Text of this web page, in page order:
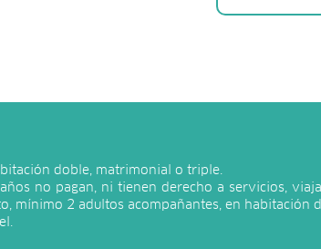
doble, matrimonial o triple.
no pagan, ni tienen derecho a servicios,
mínimo 2 adultos acompañantes, en habitación